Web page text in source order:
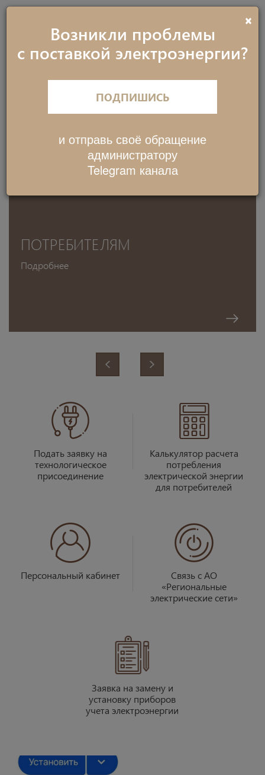
АКЦИОНЕРНОЕ ОБЩЕСТВО
«РЕГИОНАЛЬНЫЕ
ЭЛЕКТРИЧЕСКИЕ СЕТИ»
‹ ›
Подать заявку на
технологическое
присоединение
Калькулятор расчета
потребления
электрической энергии
для потребителей
Персональный кабинет
Связь с АО
«Региональные
электрические сети»
Заявка на замену и
установку приборов
учета электроэнергии
×
Возникли проблемы
с поставкой электроэнергии?
ПОДПИШИСЬ
и отправь своё обращение
администратору
Telegram канала